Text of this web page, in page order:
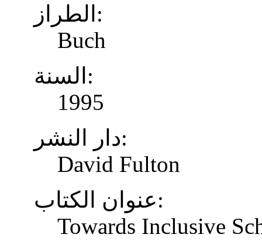
الطراز:
Buch
السنة:
1995
دار النشر:
David Fulton
عنوان الكتاب:
Towards Inclusive